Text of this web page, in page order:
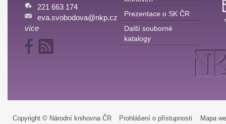
221 663 174
eva.svobodova@nkp.cz
více
Prezentace o SK ČR
Další souborné
katalogy
Copyright © Národní knihovna ČR Prohlášení o přístupnosti Mapa